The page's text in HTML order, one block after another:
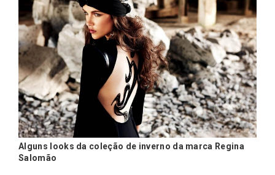
Alguns looks da coleção de inverno da marca Regina
Salomão